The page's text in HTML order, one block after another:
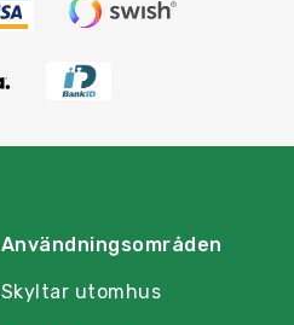
Användningsområden
Skyltar utomhus